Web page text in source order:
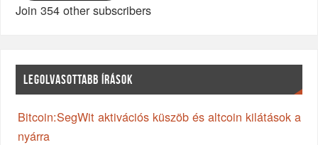
Join 354 other subscribers
LEGOLVASOTTABB ÍRÁSOK
Bitcoin:SegWit aktivációs küszöb és altcoin kilátások a
nyárra